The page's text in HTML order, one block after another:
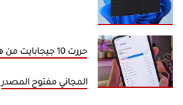
المجاني مفتوح المصدر